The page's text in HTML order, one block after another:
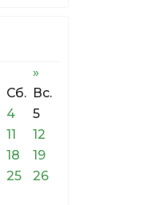
»
Сб. Вс.
4
5
11
12
18
19
25
26